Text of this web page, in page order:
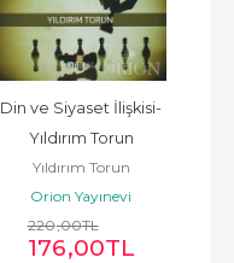
Din ve Siyaset İlişkisi-
Yıldırım Torun
Yıldırım Torun
Orion Yayınevi
220,00TL
176,00TL